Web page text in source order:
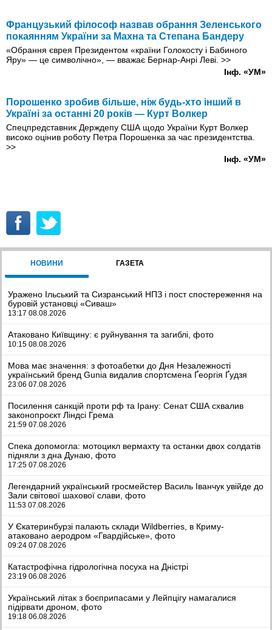
Французький філософ назвав обрання Зеленського
покаянням України за Махна та Степана Бандеру
«Обрання єврея Президентом «країни Голокосту і Бабиного
Яру» — це символічно», — вважає Бернар-Анрі Леві. >>
Інф. «УМ»
Порошенко зробив більше, ніж будь-хто інший в
Україні за останні 20 років — Курт Волкер
Спецпредставник Держдепу США щодо України Курт Волкер
високо оцінив роботу Петра Порошенка за час президентства.
>>
Інф. «УМ»
НОВИНИ ГАЗЕТА
Уражено Ільський та Сизранський НПЗ і пост спостереження на
буровій установці «Сиваш»
13:17 08.08.2026
Атаковано Київщину: є руйнування та загиблі, фото
10:15 08.08.2026
Мова має значення: з фотоабетки до Дня Незалежності
український бренд Gunia видалив спортсмена Ґеоргія Ґудзя
23:06 07.08.2026
Посилення санкцій проти рф та Ірану: Сенат США схвалив
законопроєкт Ліндсі Грема
21:59 07.08.2026
Спека допомогла: мотоцикл вермахту та останки двох солдатів
підняли з дна Дунаю, фото
17:25 07.08.2026
Легендарний український гросмейстер Василь Іванчук увійде до
Зали світової шахової слави, фото
11:53 07.08.2026
У Єкатеринбурзі палають склади Wildberries, в Криму-
атаковано аеродром «Гвардійське», фото
09:24 07.08.2026
Катастрофічна гідрологічна посуха на Дністрі
23:19 06.08.2026
Український літак з боєприпасами у Лейпцігу намагалися
підірвати дроном, фото
19:18 06.08.2026